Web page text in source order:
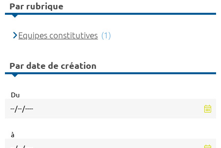
Par rubrique
Equipes constitutives (1)
Par date de création
Du
à